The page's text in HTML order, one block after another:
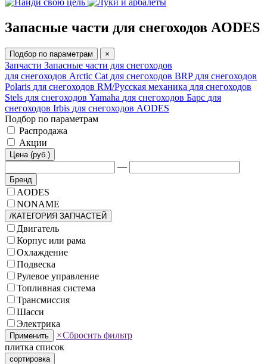
Запасные части для снегоходов AODES
Подбор по параметрам ×
Запчасти Запасные части для снегоходов
для снегоходов Arctic Cat для снегоходов BRP для снегоходов
Polaris для снегоходов RM/Русская механика для снегоходов
Stels для снегоходов Yamaha для снегоходов Барс для
снегоходов Irbis для снегоходов AODES
Подбор по параметрам
Распродажа
Акции
Цена (руб.)
—
Бренд
AODES
NONAME
/КАТЕГОРИЯ ЗАПЧАСТЕЙ
Двигатель
Корпус или рама
Охлаждение
Подвеска
Рулевое управление
Топливная система
Трансмиссия
Шасси
Электрика
Применить ×Сбросить фильтр
плитка список
сортировка